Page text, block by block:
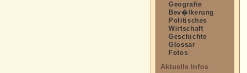
Geografie
Bev�lkerung
Politisches
Wirtschaft
Geschichte
Glossar
Fotos
Aktuelle Infos